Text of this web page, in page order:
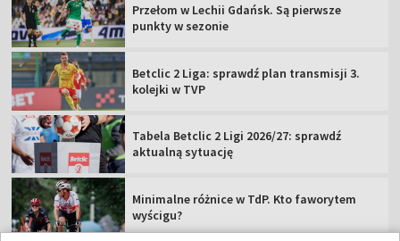
Przełom w Lechii Gdańsk. Są pierwsze
punkty w sezonie
Betclic 2 Liga: sprawdź plan transmisji 3.
kolejki w TVP
Tabela Betclic 2 Ligi 2026/27: sprawdź
aktualną sytuację
Minimalne różnice w TdP. Kto faworytem
wyścigu?